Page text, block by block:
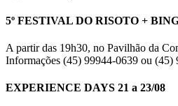
5º FESTIVAL DO RISOTO +
A partir das 19h30, no Pavilhão da
Informações (45) 99944-0639 ou (45)
EXPERIENCE DAYS 21 a 23/08